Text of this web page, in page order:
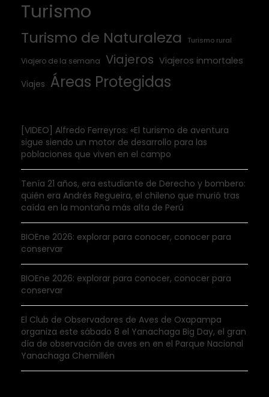
Turismo
Turismo de Naturaleza Turismo rural
Viajero de la semana Viajeros Viajeros inmortales
Viajes Áreas Protegidas
[VIDEO] Alfredo Ferreyros: «El turismo de aventura
sigue siendo un motor de desarrollo para las
poblaciones que viven en el campo
Tenía 21 años, era estudiante de Derecho y bombero:
quién era Andrés Regueira, el chileno que murió tras
caída en la montaña más alta de Perú
BIOEne 2026: explorar para conocer, conocer para
conservar
BIOEne 2026: explorar para conocer, conocer para
conservar
El Club de Observadores de Aves de Oxapampa
organiza este sábado 8 el Yanachaga Big Day, el gran
día de observación de aves en en el Parque Nacional
Yanachaga Chemillén